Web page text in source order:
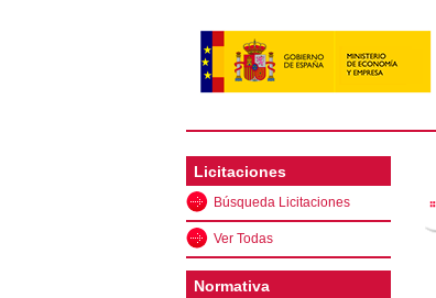
Licitaciones
Búsqueda Licitaciones
Ver Todas
Normativa